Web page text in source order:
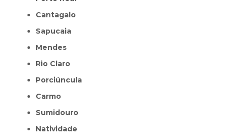
Cantagalo
Sapucaia
Mendes
Rio Claro
Porciúncula
Carmo
Sumidouro
Natividade